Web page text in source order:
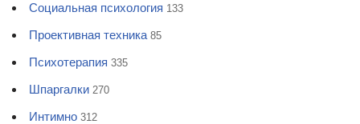
Социальная психология 133
Проективная техника 85
Психотерапия 335
Шпаргалки 270
Интимно 312